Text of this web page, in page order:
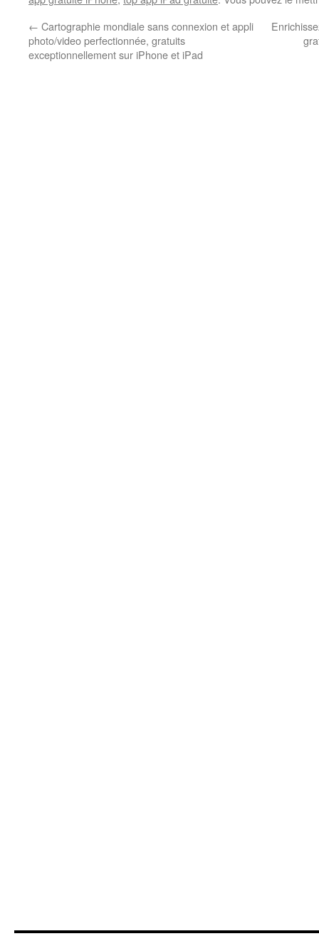
← Cartographie mondiale sans connexion et appli
photo/video perfectionnée, gratuits
exceptionnellement sur iPhone et iPad